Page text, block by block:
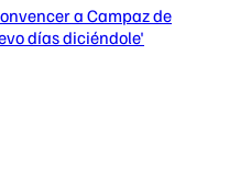
a Campaz de
días diciéndole'